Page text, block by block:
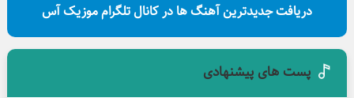
دریافت جدیدترین آهنگ ها در کانال تلگرام موزیک آس
پست های پیشنهادی